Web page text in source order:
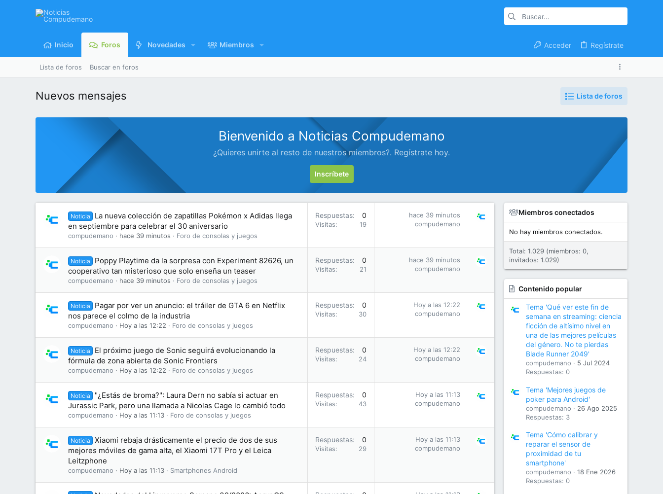
Inicio Foros Novedades Miembros Acceder Regístrate
Lista de foros Buscar en foros
Nuevos mensajes Lista de foros
Bienvenido a Noticias Compudemano
¿Quieres unirte al resto de nuestros miembros?. Regístrate hoy.
Inscríbete
Noticia
La nueva colección de zapatillas Pokémon x Adidas llega
en septiembre para celebrar el 30 aniversario
compudemano hace 39 minutos Foro de consolas y juegos
Respuestas 0
Visitas 19
hace 39 minutos
compudemano
Noticia
Poppy Playtime da la sorpresa con Experiment 82626, un
cooperativo tan misterioso que solo enseña un teaser
compudemano hace 39 minutos Foro de consolas y juegos
Respuestas 0
Visitas 21
hace 39 minutos
compudemano
Noticia
Pagar por ver un anuncio: el tráiler de GTA 6 en Netflix
nos parece el colmo de la industria
compudemano Hoy a las 12:22 Foro de consolas y juegos
Respuestas 0
Visitas 30
Hoy a las 12:22
compudemano
Noticia
El próximo juego de Sonic seguirá evolucionando la
fórmula de zona abierta de Sonic Frontiers
compudemano Hoy a las 12:22 Foro de consolas y juegos
Respuestas 0
Visitas 24
Hoy a las 12:22
compudemano
Noticia
"¿Estás de broma?": Laura Dern no sabía si actuar en
Jurassic Park, pero una llamada a Nicolas Cage lo cambió todo
compudemano Hoy a las 11:13 Foro de consolas y juegos
Respuestas 0
Visitas 43
Hoy a las 11:13
compudemano
Noticia
Xiaomi rebaja drásticamente el precio de dos de sus
mejores móviles de gama alta, el Xiaomi 17T Pro y el Leica
Leitzphone
compudemano Hoy a las 11:13 Smartphones Android
Respuestas 0
Visitas 29
Hoy a las 11:13
compudemano
Miembros conectados
No hay miembros conectados.
Total: 1.029 (miembros: 0,
invitados: 1.029)
Contenido popular
Tema 'Qué ver este fin de
semana en streaming: ciencia
ficción de altísimo nivel en
una de las mejores películas
del género. No te pierdas
Blade Runner 2049'
compudemano
5 Jul 2024
Respuestas: 0
Tema 'Mejores juegos de
poker para Android'
compudemano
26 Ago 2025
Respuestas: 3
Tema 'Cómo calibrar y
reparar el sensor de
proximidad de tu
smartphone'
compudemano
18 Ene 2026
Respuestas: 0